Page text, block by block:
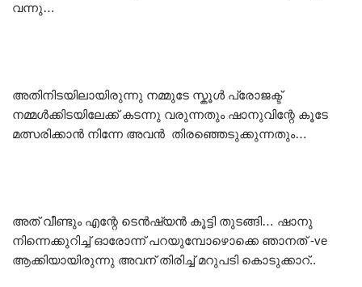
വന്നു…
അതിനിടയിലായിരുന്നു നമ്മുടേ സ്കൂൾ പ്രോജക്ട്
നമ്മൾക്കിടയിലേക്ക് കടന്നു വരുന്നതും ഷാനുവിന്റേ കൂടേ
മത്സരിക്കാൻ നിന്നേ അവൻ തിരഞ്ഞെടുക്കുന്നതും…
അത് വീണ്ടും എന്റേ ടെൻഷ്യൻ കൂട്ടി തുടങ്ങി… ഷാനു
നിന്നെക്കുറിച്ച് ഓരോന്ന് പറയുമ്പോഴൊക്കെ ഞാനത് -ve
ആക്കിയായിരുന്നു അവന് തിരിച്ച് മറുപടി കൊടുക്കാറ്..